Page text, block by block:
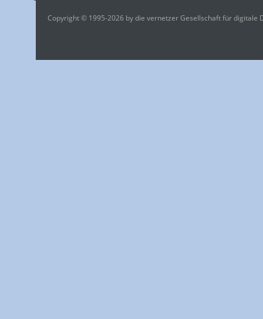
Copyright © 1995-2026 by die vernetzer Gesellschaft für digitale